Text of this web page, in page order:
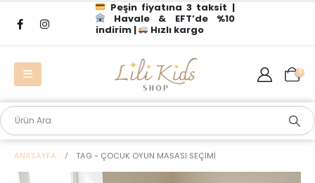
Peşin fiyatına 3 taksit |
Havale & EFT’de %10
indirim |
Hızlı kargo
0
ANASAYFA TAG - ÇOCUK OYUN MASASI SEÇIMI